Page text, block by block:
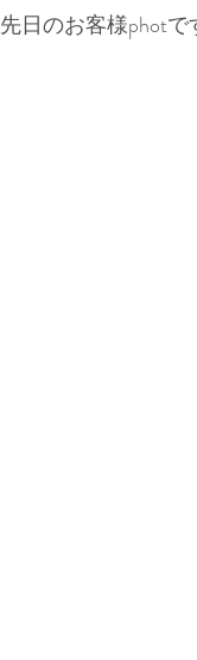
先日のお客様photで